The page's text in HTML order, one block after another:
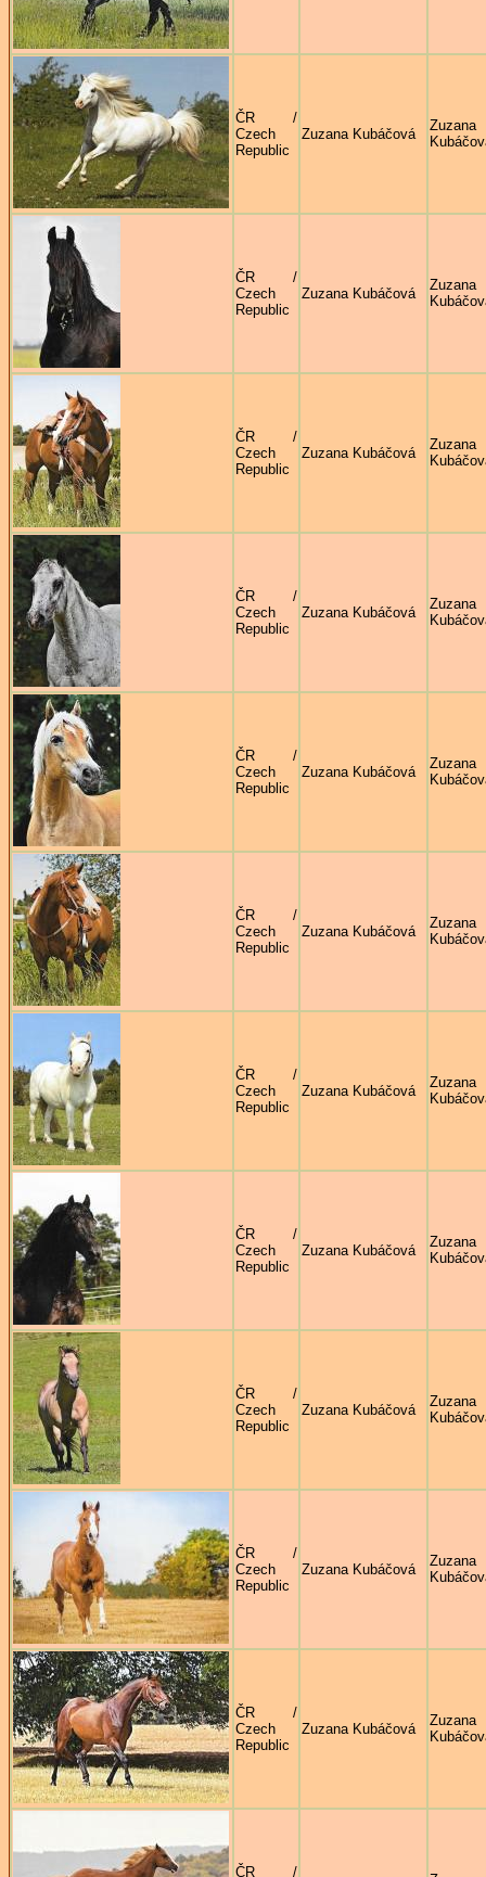
ČR /
Czech
Republic
Zuzana Kubáčová
Zuzana
ČR /
Czech
Republic
Zuzana Kubáčová
Zuzana
ČR /
Czech
Republic
Zuzana Kubáčová
Zuzana
ČR /
Czech
Republic
Zuzana Kubáčová
Zuzana
ČR /
Czech
Republic
Zuzana Kubáčová
Zuzana
ČR /
Czech
Republic
Zuzana Kubáčová
Zuzana
ČR /
Czech
Republic
Zuzana Kubáčová
Zuzana
ČR /
Czech
Republic
Zuzana Kubáčová
Zuzana
ČR /
Czech
Republic
Zuzana Kubáčová
Zuzana
ČR /
Czech
Republic
Zuzana Kubáčová
Zuzana
ČR /
Czech
Republic
Zuzana Kubáčová
Zuzana
ČR /